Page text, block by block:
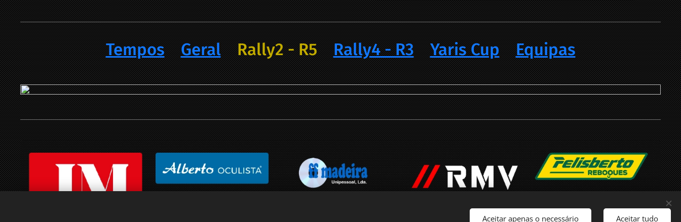
Tempos Geral Rally2 - R5 Rally4 - R3 Yaris Cup Equipas
Aceitar apenas o necessário Aceitar tudo